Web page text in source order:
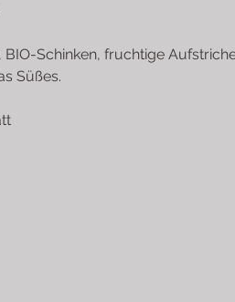
Schinken, fruchtige
Süßes.